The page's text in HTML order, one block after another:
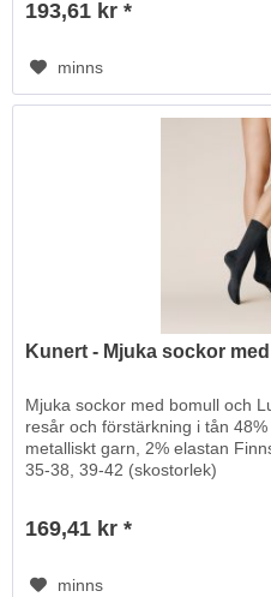
193,61 kr *
minns
Kunert - Mjuka sockor
Mjuka sockor med bomull och
resår och förstärkning i tån
metalliskt garn, 2% elastan
35-38, 39-42 (skostorlek)
169,41 kr *
minns